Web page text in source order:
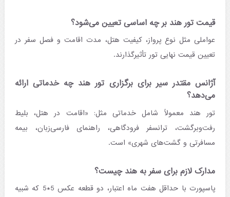
قیمت تور هند بر چه اساسی تعیین می‌شود؟
عواملی مثل نوع پرواز، کیفیت هتل، مدت اقامت و فصل سفر در
تعیین قیمت نهایی تور تأثیرگذارند.
آژانس مقتدر سیر برای برگزاری تور هند چه خدماتی ارائه
می‌دهد؟
تور هند معمولاً شامل خدماتی مثل: «اقامت در هتل، بلیط
رفت‌‌وبرگشت، ترانسفر فرودگاهی، راهنمای فارسی‌‌زبان، بیمه
مسافرتی و گشت‌های شهری» است.
مدارک لازم برای سفر به هند چیست؟
پاسپورت با حداقل هفت ماه اعتبار، دو قطعه عکس 5*5 که شبیه